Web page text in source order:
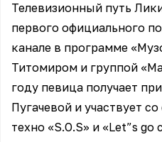
Телевизионный путь
первого официального
канале в программе
Титомиром и группой
году певица получает
Пугачевой и участвует
техно «S.O.S» и «Let”s